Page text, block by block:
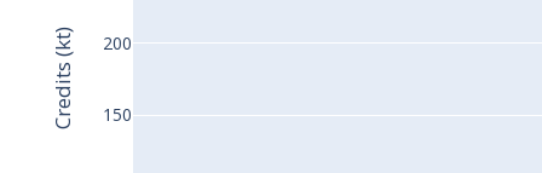
150
200
Credits (kt)